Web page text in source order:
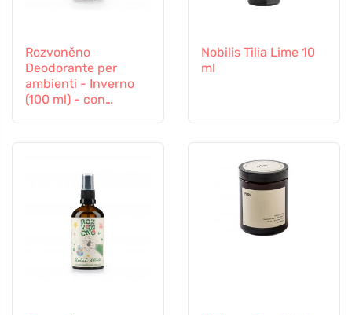
Rozvoněno
Deodorante per
ambienti - Inverno
(100 ml) - con
Nobilis Tilia Lime 10
ml